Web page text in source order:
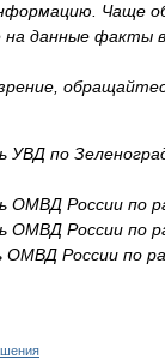
Чаще
данные факты
УВД по
ОМВД России по
ОМВД России по
ОМВД России по